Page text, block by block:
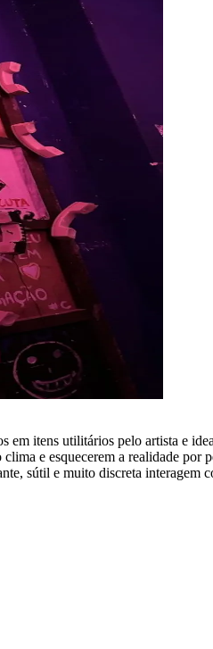
itens utilitários pelo artista e
e esquecerem a realidade por
sútil e muito discreta interagem